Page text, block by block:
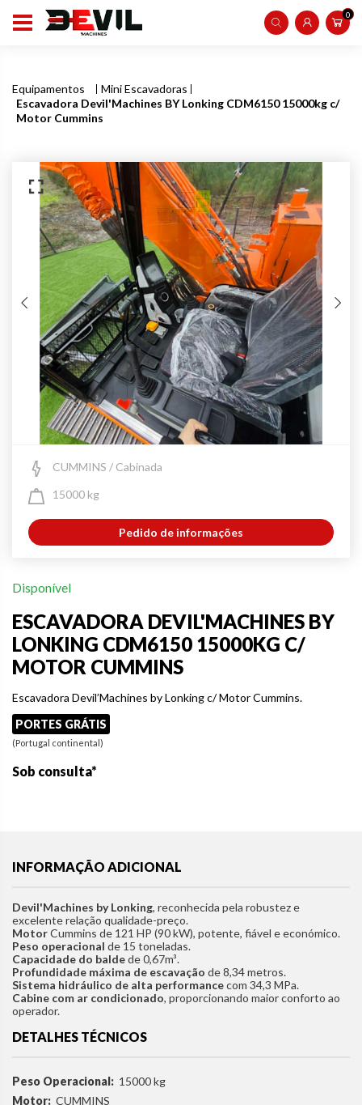
0
Equipamentos
Mini Escavadoras
Escavadora Devil'Machines BY Lonking CDM6150 15000kg c/
Motor Cummins
CUMMINS / Cabinada
15000 kg
Pedido de informações
Disponível
ESCAVADORA DEVIL'MACHINES BY
LONKING CDM6150 15000KG C/
MOTOR CUMMINS
Escavadora Devil’Machines by Lonking c/ Motor Cummins.
PORTES GRÁTIS
(Portugal continental)
Sob consulta*
INFORMAÇÃO ADICIONAL
Devil'Machines by Lonking, reconhecida pela robustez e
excelente relação qualidade-preço.
MotorCummins de 121 HP (90 kW), potente, fiável e económico.
Peso operacional de 15 toneladas.
Capacidade do baldede 0,67m³.
Profundidade máxima de escavação de 8,34 metros.
Sistema hidráulico de alta performancecom 34,3 MPa.
Cabine com ar condicionado, proporcionando maior conforto ao
operador.
DETALHES TÉCNICOS
Peso Operacional: 15000 kg
Motor: CUMMINS